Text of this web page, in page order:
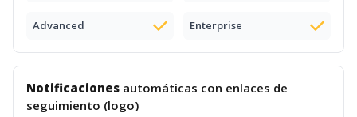
Advanced Enterprise
Notificaciones automáticas con enlaces de
seguimiento (logo)